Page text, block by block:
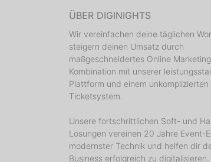
ÜBER DIGINIGHTS
Wir vereinfachen deine täglichen
steigern deinen Umsatz durch
maßgeschneidertes Online
Kombination mit unserer
Plattform und einem unkomplizierten
Ticketsystem.
Unsere fortschrittlichen Soft- und
Lösungen vereinen 20 Jahre Event-
modernster Technik und helfen dir
Business erfolgreich zu digitalisieren.